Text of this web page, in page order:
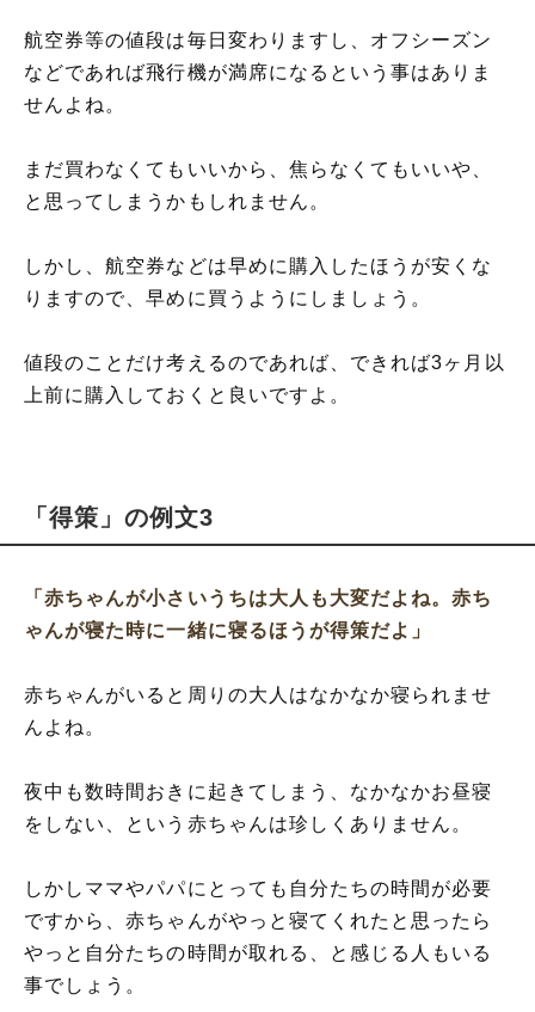
航空券等の値段は毎日変わりますし、オフシーズン
などであれば飛行機が満席になるという事はありま
せんよね。
まだ買わなくてもいいから、焦らなくてもいいや、
と思ってしまうかもしれません。
しかし、航空券などは早めに購入したほうが安くな
りますので、早めに買うようにしましょう。
値段のことだけ考えるのであれば、できれば3ヶ月以
上前に購入しておくと良いですよ。
「得策」の例文3
「赤ちゃんが小さいうちは大人も大変だよね。赤ち
ゃんが寝た時に一緒に寝るほうが得策だよ」
赤ちゃんがいると周りの大人はなかなか寝られませ
んよね。
夜中も数時間おきに起きてしまう、なかなかお昼寝
をしない、という赤ちゃんは珍しくありません。
しかしママやパパにとっても自分たちの時間が必要
ですから、赤ちゃんがやっと寝てくれたと思ったら
やっと自分たちの時間が取れる、と感じる人もいる
事でしょう。